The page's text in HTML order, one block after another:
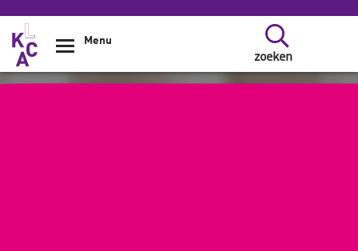
Overslaan en naar de inhoud gaan
zoeken
Menu